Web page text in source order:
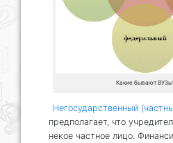
Какие бывают
Негосударственный
предполагает, что
некое частное лицо.